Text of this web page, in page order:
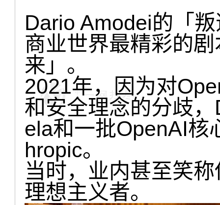
Dario Amodei的「
商业世界最精彩的
来」。
2021年，因为对
和安全理念的分歧
ela和一批OpenAI核
hropic。
当时，业内甚至笑
理想主义者。